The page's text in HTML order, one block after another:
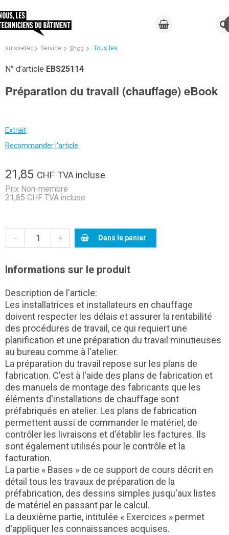
suissetec Service Shop Tous les
N° d’article EBS25114
Préparation du travail (chauffage) eBook
Extrait
Recommander l'article
21,85 CHF TVA incluse
Prix Non-membre
21,85 CHF TVA incluse
- + Dans le panier
Informations sur le produit
Description de l'article:
Les installatrices et installateurs en chauffage
doivent respecter les délais et assurer la rentabilité
des procédures de travail, ce qui requiert une
planification et une préparation du travail minutieuses
au bureau comme à l'atelier.
La préparation du travail repose sur les plans de
fabrication. C'est à l'aide des plans de fabrication et
des manuels de montage des fabricants que les
éléments d'installations de chauffage sont
préfabriqués en atelier. Les plans de fabrication
permettent aussi de commander le matériel, de
contrôler les livraisons et d'établir les factures. Ils
sont également utilisés pour le contrôle et la
facturation.
La partie « Bases » de ce support de cours décrit en
détail tous les travaux de préparation de la
préfabrication, des dessins simples jusqu'aux listes
de matériel en passant par le calcul.
La deuxième partie, intitulée « Exercices » permet
d'appliquer les connaissances acquises.